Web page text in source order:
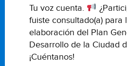
Califica este
Tu voz cuenta.
fuiste consultado(a) para
elaboración del Plan
Desarrollo de la Ciudad
¡Cuéntanos!